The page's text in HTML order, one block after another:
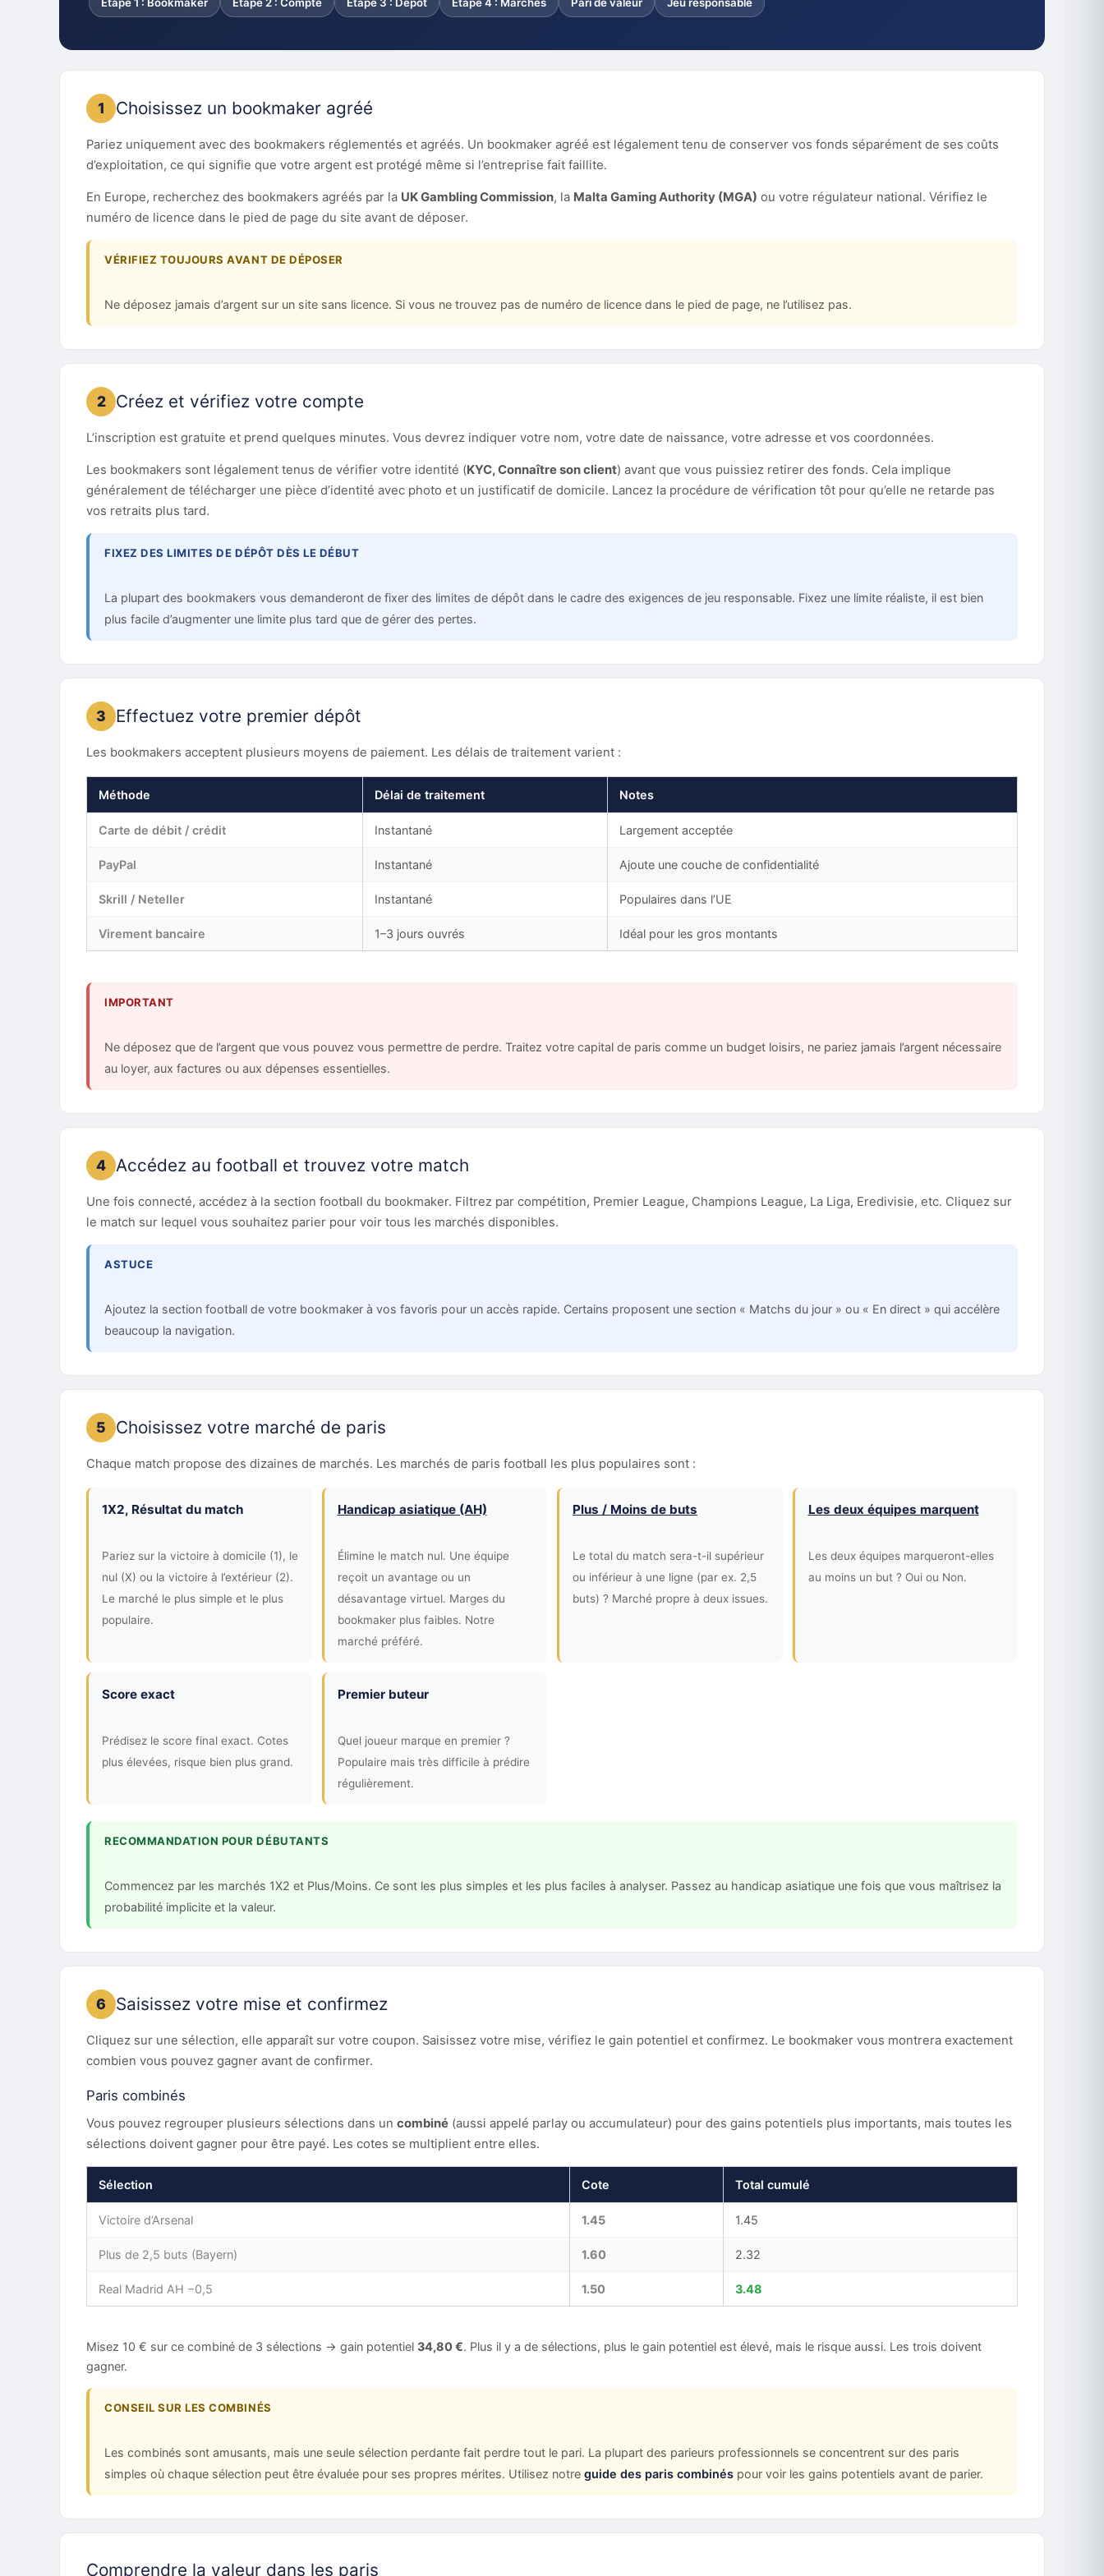
1 Choisissez un bookmaker agréé
Pariez uniquement avec des bookmakers réglementés et agréés. Un bookmaker agréé est légalement tenu de conserver vos fonds séparément de ses coûts
d’exploitation, ce qui signifie que votre argent est protégé même si l’entreprise fait faillite.
En Europe, recherchez des bookmakers agréés par la UK Gambling Commission, la Malta Gaming Authority (MGA) ou votre régulateur national. Vérifiez le
numéro de licence dans le pied de page du site avant de déposer.
VÉRIFIEZ TOUJOURS AVANT DE DÉPOSER
Ne déposez jamais d’argent sur un site sans licence. Si vous ne trouvez pas de numéro de licence dans le pied de page, ne l’utilisez pas.
2 Créez et vérifiez votre compte
L’inscription est gratuite et prend quelques minutes. Vous devrez indiquer votre nom, votre date de naissance, votre adresse et vos coordonnées.
Les bookmakers sont légalement tenus de vérifier votre identité (KYC, Connaître son client) avant que vous puissiez retirer des fonds. Cela implique
généralement de télécharger une pièce d’identité avec photo et un justificatif de domicile. Lancez la procédure de vérification tôt pour qu’elle ne retarde pas
vos retraits plus tard.
FIXEZ DES LIMITES DE DÉPÔT DÈS LE DÉBUT
La plupart des bookmakers vous demanderont de fixer des limites de dépôt dans le cadre des exigences de jeu responsable. Fixez une limite réaliste, il est bien
plus facile d’augmenter une limite plus tard que de gérer des pertes.
3 Effectuez votre premier dépôt
Les bookmakers acceptent plusieurs moyens de paiement. Les délais de traitement varient :
Méthode Délai de traitement Notes
Carte de débit / crédit Instantané Largement acceptée
PayPal Instantané Ajoute une couche de confidentialité
Skrill / Neteller Instantané Populaires dans l’UE
Virement bancaire 1–3 jours ouvrés Idéal pour les gros montants
IMPORTANT
Ne déposez que de l’argent que vous pouvez vous permettre de perdre. Traitez votre capital de paris comme un budget loisirs, ne pariez jamais l’argent nécessaire
au loyer, aux factures ou aux dépenses essentielles.
4 Accédez au football et trouvez votre match
Une fois connecté, accédez à la section football du bookmaker. Filtrez par compétition, Premier League, Champions League, La Liga, Eredivisie, etc. Cliquez sur
le match sur lequel vous souhaitez parier pour voir tous les marchés disponibles.
ASTUCE
Ajoutez la section football de votre bookmaker à vos favoris pour un accès rapide. Certains proposent une section « Matchs du jour » ou « En direct » qui accélère
beaucoup la navigation.
5 Choisissez votre marché de paris
Chaque match propose des dizaines de marchés. Les marchés de paris football les plus populaires sont :
1X2, Résultat du match
Pariez sur la victoire à domicile (1), le
nul (X) ou la victoire à l’extérieur (2).
Le marché le plus simple et le plus
populaire.
Handicap asiatique (AH)
Élimine le match nul. Une équipe
reçoit un avantage ou un
désavantage virtuel. Marges du
bookmaker plus faibles. Notre
marché préféré.
Plus / Moins de buts
Le total du match sera-t-il supérieur
ou inférieur à une ligne (par ex. 2,5
buts) ? Marché propre à deux issues.
Les deux équipes marquent
Les deux équipes marqueront-elles
au moins un but ? Oui ou Non.
Score exact
Prédisez le score final exact. Cotes
plus élevées, risque bien plus grand.
Premier buteur
Quel joueur marque en premier ?
Populaire mais très difficile à prédire
régulièrement.
RECOMMANDATION POUR DÉBUTANTS
Commencez par les marchés 1X2 et Plus/Moins. Ce sont les plus simples et les plus faciles à analyser. Passez au handicap asiatique une fois que vous maîtrisez la
probabilité implicite et la valeur.
6 Saisissez votre mise et confirmez
Cliquez sur une sélection, elle apparaît sur votre coupon. Saisissez votre mise, vérifiez le gain potentiel et confirmez. Le bookmaker vous montrera exactement
combien vous pouvez gagner avant de confirmer.
Paris combinés
Vous pouvez regrouper plusieurs sélections dans un combiné (aussi appelé parlay ou accumulateur) pour des gains potentiels plus importants, mais toutes les
sélections doivent gagner pour être payé. Les cotes se multiplient entre elles.
Sélection Cote Total cumulé
Victoire d’Arsenal 1.45 1.45
Plus de 2,5 buts (Bayern) 1.60 2.32
Real Madrid AH −0,5 1.50 3.48
Misez 10 € sur ce combiné de 3 sélections → gain potentiel 34,80 €. Plus il y a de sélections, plus le gain potentiel est élevé, mais le risque aussi. Les trois doivent
gagner.
CONSEIL SUR LES COMBINÉS
Les combinés sont amusants, mais une seule sélection perdante fait perdre tout le pari. La plupart des parieurs professionnels se concentrent sur des paris
simples où chaque sélection peut être évaluée pour ses propres mérites. Utilisez notre guide des paris combinés pour voir les gains potentiels avant de parier.
Comprendre la valeur dans les paris